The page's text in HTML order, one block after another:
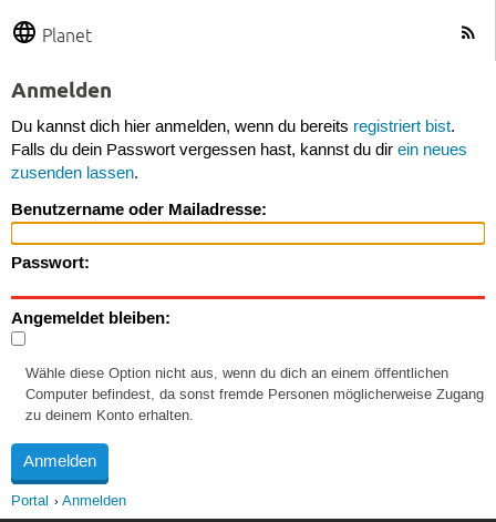
Planet
Anmelden
Du kannst dich hier anmelden, wenn du bereits registriert bist.
Falls du dein Passwort vergessen hast, kannst du dir ein neues
zusenden lassen.
Benutzername oder Mailadresse:
Passwort:
Angemeldet bleiben:
Wähle diese Option nicht aus, wenn du dich an einem öffentlichen
Computer befindest, da sonst fremde Personen möglicherweise Zugang
zu deinem Konto erhalten.
Portal Anmelden